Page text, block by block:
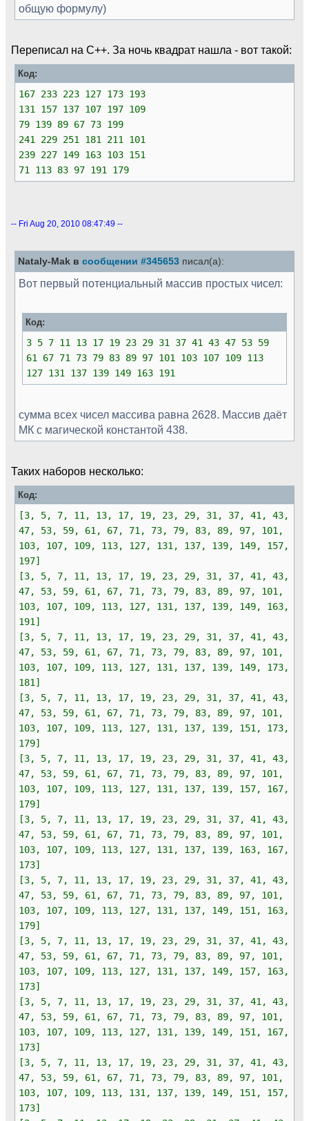
общую формулу)
Переписал на C++. За ночь квадрат нашла - вот такой:
Код:
167 233 223 127 173 193
131 157 137 107 197 109
79 139 89 67 73 199
241 229 251 181 211 101
239 227 149 163 103 151
71 113 83 97 191 179
-- Fri Aug 20, 2010 08:47:49 --
Nataly-Mak в сообщении #345653 писал(а):
Вот первый потенциальный массив простых чисел:
Код:
3 5 7 11 13 17 19 23 29 31 37 41 43 47 53 59
61 67 71 73 79 83 89 97 101 103 107 109 113
127 131 137 139 149 163 191
сумма всех чисел массива равна 2628. Массив даёт
МК с магической константой 438.
Таких наборов несколько:
Код:
[3, 5, 7, 11, 13, 17, 19, 23, 29, 31, 37, 41, 43,
47, 53, 59, 61, 67, 71, 73, 79, 83, 89, 97, 101,
103, 107, 109, 113, 127, 131, 137, 139, 149, 157,
197]
[3, 5, 7, 11, 13, 17, 19, 23, 29, 31, 37, 41, 43,
47, 53, 59, 61, 67, 71, 73, 79, 83, 89, 97, 101,
103, 107, 109, 113, 127, 131, 137, 139, 149, 163,
191]
[3, 5, 7, 11, 13, 17, 19, 23, 29, 31, 37, 41, 43,
47, 53, 59, 61, 67, 71, 73, 79, 83, 89, 97, 101,
103, 107, 109, 113, 127, 131, 137, 139, 149, 173,
181]
[3, 5, 7, 11, 13, 17, 19, 23, 29, 31, 37, 41, 43,
47, 53, 59, 61, 67, 71, 73, 79, 83, 89, 97, 101,
103, 107, 109, 113, 127, 131, 137, 139, 151, 173,
179]
[3, 5, 7, 11, 13, 17, 19, 23, 29, 31, 37, 41, 43,
47, 53, 59, 61, 67, 71, 73, 79, 83, 89, 97, 101,
103, 107, 109, 113, 127, 131, 137, 139, 157, 167,
179]
[3, 5, 7, 11, 13, 17, 19, 23, 29, 31, 37, 41, 43,
47, 53, 59, 61, 67, 71, 73, 79, 83, 89, 97, 101,
103, 107, 109, 113, 127, 131, 137, 139, 163, 167,
173]
[3, 5, 7, 11, 13, 17, 19, 23, 29, 31, 37, 41, 43,
47, 53, 59, 61, 67, 71, 73, 79, 83, 89, 97, 101,
103, 107, 109, 113, 127, 131, 137, 149, 151, 163,
179]
[3, 5, 7, 11, 13, 17, 19, 23, 29, 31, 37, 41, 43,
47, 53, 59, 61, 67, 71, 73, 79, 83, 89, 97, 101,
103, 107, 109, 113, 127, 131, 137, 149, 157, 163,
173]
[3, 5, 7, 11, 13, 17, 19, 23, 29, 31, 37, 41, 43,
47, 53, 59, 61, 67, 71, 73, 79, 83, 89, 97, 101,
103, 107, 109, 113, 127, 131, 139, 149, 151, 167,
173]
[3, 5, 7, 11, 13, 17, 19, 23, 29, 31, 37, 41, 43,
47, 53, 59, 61, 67, 71, 73, 79, 83, 89, 97, 101,
103, 107, 109, 113, 131, 137, 139, 149, 151, 157,
173]